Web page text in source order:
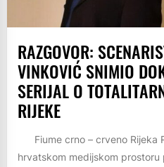
RAZGOVOR:
VINKOVIĆ SNIMIO
SERIJAL O
RIJEKE
Fiume crno – crveno Rijeka
hrvatskom medijskom